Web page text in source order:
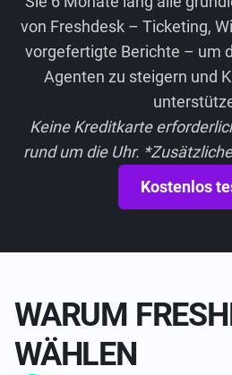
von Freshdesk – Ticketing,
vorgefertigte Berichte – um
Agenten zu steigern und
Keine Kreditkarte
rund um die Uhr.
Kostenlos
WARUM
WÄHLEN